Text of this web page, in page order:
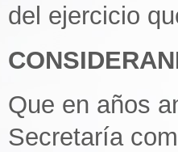
del ejercicio
Que en años
Secretaría